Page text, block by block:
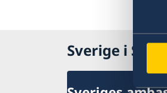
Naturförhållanden
In- och
Lokala lagar och
Trafiksäkerhet
Kriminalitet och
Hälso- och sjukvård
Sverige i